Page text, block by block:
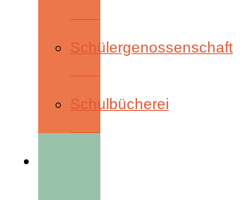
Schülergenossenschaft
Schulbücherei